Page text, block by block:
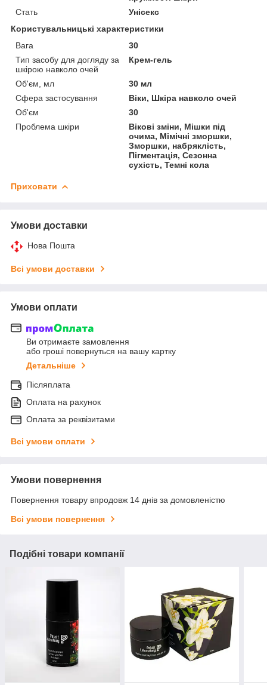
Стать
Унісекс
Користувальницькі характеристики
Вага
30
Тип засобу для догляду за
шкірою навколо очей
Крем-гель
Об'єм, мл
30 мл
Сфера застосування
Віки, Шкіра навколо очей
Об'єм
30
Проблема шкіри
Вікові зміни, Мішки під
очима, Мімічні зморшки,
Зморшки, набряклість,
Пігментація, Сезонна
сухість, Темні кола
Приховати
Умови доставки
Нова Пошта
Всі умови доставки
Умови оплати
Ви отримаєте замовлення
або гроші повернуться на вашу картку
Детальніше
Післяплата
Оплата на рахунок
Оплата за реквізитами
Всі умови оплати
Умови повернення
Повернення товару впродовж 14 днів за домовленістю
Всі умови повернення
Подібні товари компанії